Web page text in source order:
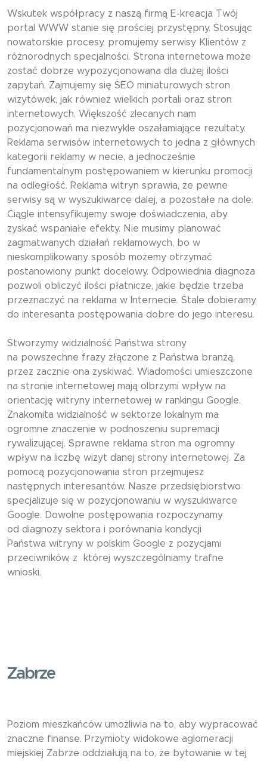
Wskutek współpracy z naszą firmą E-kreacja Twój
portal WWW stanie się prościej przystępny. Stosując
nowatorskie procesy, promujemy serwisy Klientów z
różnorodnych specjalności. Strona internetowa może
zostać dobrze wypozycjonowana dla dużej ilości
zapytań. Zajmujemy się SEO miniaturowych stron
wizytówek, jak również wielkich portali oraz stron
internetowych. Większość zlecanych nam
pozycjonowań ma niezwykle oszałamiające rezultaty.
Reklama serwisów internetowych to jedna z głównych
kategorii reklamy w necie, a jednocześnie
fundamentalnym postępowaniem w kierunku promocji
na odległość. Reklama witryn sprawia, że pewne
serwisy są w wyszukiwarce dalej, a pozostałe na dole.
Ciągle intensyfikujemy swoje doświadczenia, aby
zyskać wspaniałe efekty. Nie musimy planować
zagmatwanych działań reklamowych, bo w
nieskomplikowany sposób możemy otrzymać
postanowiony punkt docelowy. Odpowiednia diagnoza
pozwoli obliczyć ilości płatnicze, jakie będzie trzeba
przeznaczyć na reklama w Internecie. Stale dobieramy
do interesanta postępowania dobre do jego interesu.
Stworzymy widzialność Państwa strony
na powszechne frazy złączone z Państwa branżą,
przez zacznie ona zyskiwać. Wiadomości umieszczone
na stronie internetowej mają olbrzymi wpływ na
orientację witryny internetowej w rankingu Google.
Znakomita widzialność w sektorze lokalnym ma
ogromne znaczenie w podnoszeniu supremacji
rywalizującej. Sprawne reklama stron ma ogromny
wpływ na liczbę wizyt danej strony internetowej. Za
pomocą pozycjonowania stron przejmujesz
następnych interesantów. Nasze przedsiębiorstwo
specjalizuje się w pozycjonowaniu w wyszukiwarce
Google. Dowolne postępowania rozpoczynamy
od diagnozy sektora i porównania kondycji
Państwa witryny w polskim Google z pozycjami
przeciwników, z której wyszczególniamy trafne
wnioski.
Zabrze
Poziom mieszkańców umożliwia na to, aby wypracować
znaczne finanse. Przymioty widokowe aglomeracji
miejskiej Zabrze oddziałują na to, że bytowanie w tej